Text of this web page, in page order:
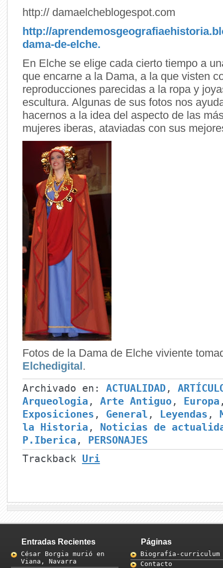
http:// damaelcheblogespot.com
http://
dama-de-elche.
En Elche se elige cada cierto tiempo a
que encarne a la Dama, a la que visten
reproducciones parecidas a la ropa y
escultura. Algunas de sus fotos nos
hacernos a la idea del aspecto de las
mujeres iberas, ataviadas con sus
Fotos de la Dama de Elche viviente
Elchedigital .
Archivado en: ACTUALIDAD,
Arqueologia , Arte Antiguo , Europa
Exposiciones , General , Leyendas ,
la Historia , Noticias de
P.Iberica , PERSONAJES
Trackback Uri
Entradas Recientes
César Borgia murió en
Viana, Navarra
Páginas
Biografía-curriculum
Contacto